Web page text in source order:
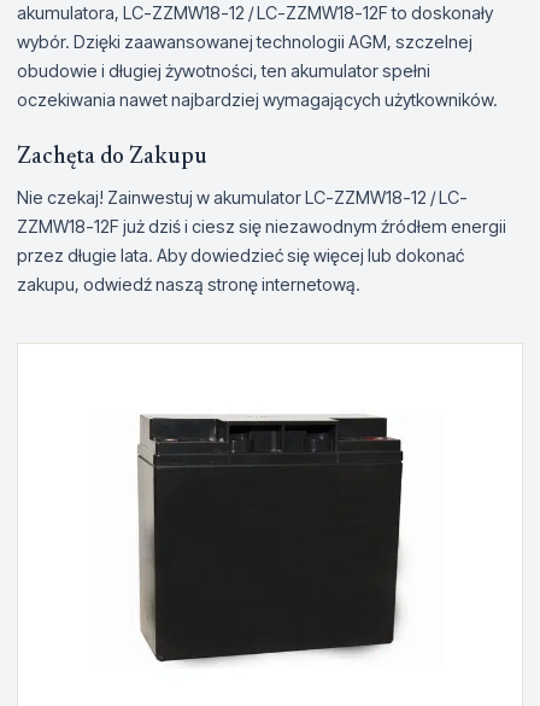
akumulatora, LC-ZZMW18-12 / LC-ZZMW18-12F to doskonały
wybór. Dzięki zaawansowanej technologii AGM, szczelnej
obudowie i długiej żywotności, ten akumulator spełni
oczekiwania nawet najbardziej wymagających użytkowników.
Zachęta do Zakupu
Nie czekaj! Zainwestuj w akumulator LC-ZZMW18-12 / LC-
ZZMW18-12F już dziś i ciesz się niezawodnym źródłem energii
przez długie lata. Aby dowiedzieć się więcej lub dokonać
zakupu, odwiedź naszą stronę internetową.